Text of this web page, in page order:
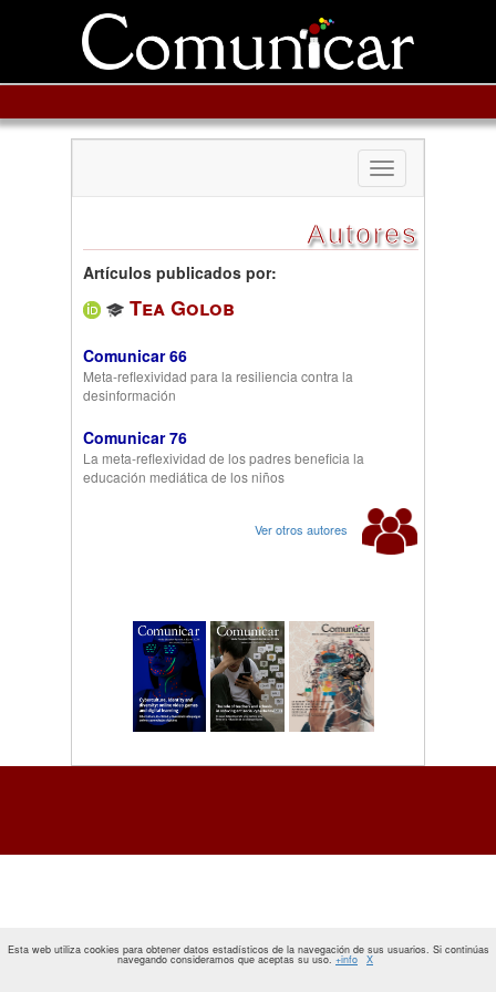
Toggle
navigation
Autores
Artículos publicados por:
Tea Golob
Comunicar 66
Meta-reflexividad para la resiliencia contra la
desinformación
Comunicar 76
La meta-reflexividad de los padres beneficia la
educación mediática de los niños
Ver otros autores
Esta web utiliza cookies para obtener datos estadísticos de la navegación de sus usuarios. Si continúas
navegando consideramos que aceptas su uso. +info X